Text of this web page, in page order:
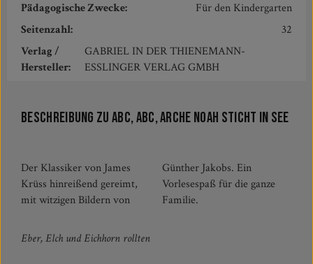
Pädagogische Zwecke:
Für den Kindergarten
Seitenzahl:
32
Verlag /
Hersteller:
GABRIEL IN DER THIENEMANN-
ESSLINGER VERLAG GMBH
Beschreibung zu ABC, ABC, Arche Noah sticht in See
Der Klassiker von James
Krüss hinreißend gereimt,
mit witzigen Bildern von
Günther Jakobs. Ein
Vorlesespaß für die ganze
Familie.
Eber, Elch und Eichhorn rollten